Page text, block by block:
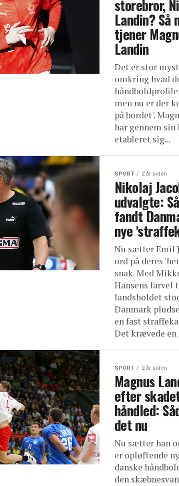
storebror,
Landin? Så
tjener
Landin
Det er stor
omkring hvad
men nu er der
på bordet'.
har gennem sin
etableret sig...
SPORT 2 år siden
Nikolaj
udvalgte:
fandt
nye
Nu sætter Emil
ord på deres
snak. Med
Hansens farvel
landsholdet
Danmark
en fast
Det krævede en
SPORT 2 år siden
Magnus
efter
håndled:
det nu
Nu sætter han
er opløftende
danske
den